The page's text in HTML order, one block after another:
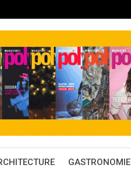
GASTRONOMIE